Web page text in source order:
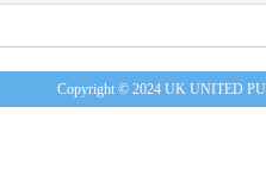
Copyright © 2024 UK UNITED